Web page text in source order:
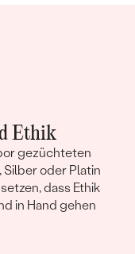
Ethik
gezüchteten
oder Platin
dass Ethik
in Hand gehen